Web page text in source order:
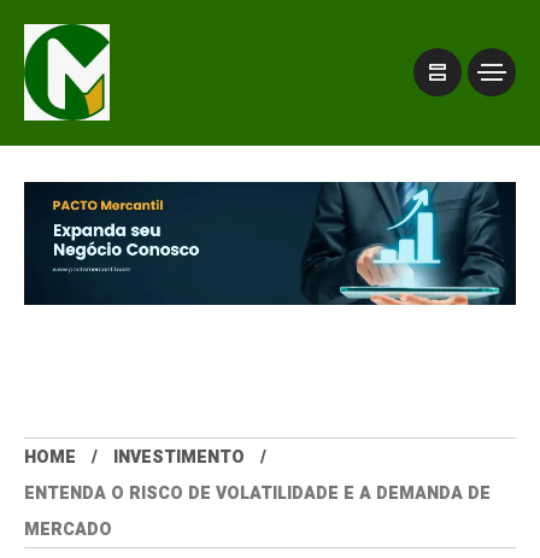
HOME
INVESTIMENTO
ENTENDA O RISCO DE VOLATILIDADE E A DEMANDA DE
MERCADO